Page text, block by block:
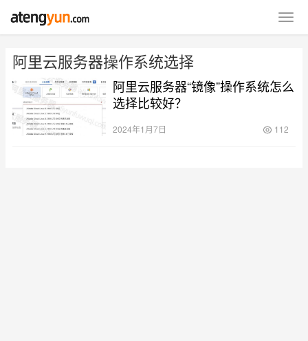
阿里云服务器操作系统选择
阿里云服务器“镜像”操作系统怎么
选择比较好？
2024年1月7日 112